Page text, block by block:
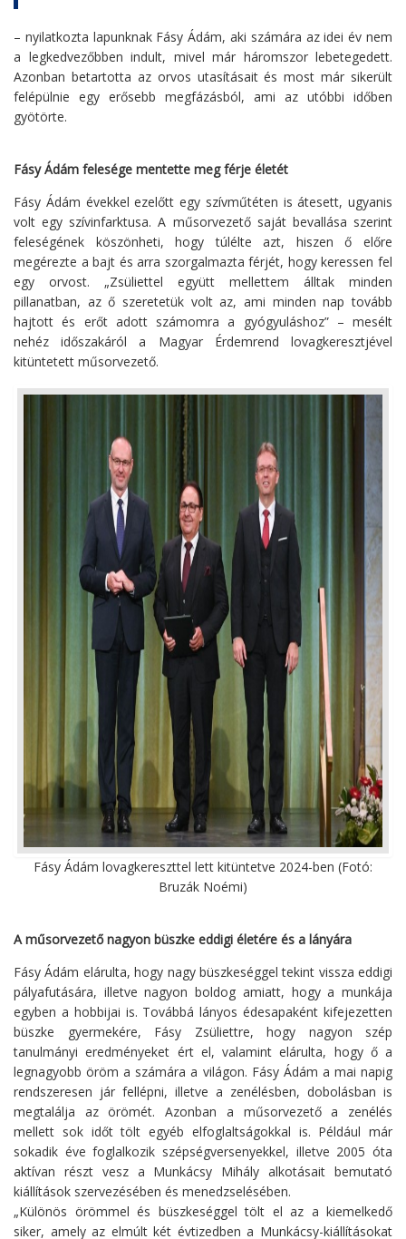
– nyilatkozta lapunknak Fásy Ádám, aki számára az idei év nem
a legkedvezőbben indult, mivel már háromszor lebetegedett.
Azonban betartotta az orvos utasításait és most már sikerült
felépülnie egy erősebb megfázásból, ami az utóbbi időben
gyötörte.
Fásy Ádám felesége mentette meg férje életét
Fásy Ádám évekkel ezelőtt egy szívműtéten is átesett, ugyanis
volt egy szívinfarktusa. A műsorvezető saját bevallása szerint
feleségének köszönheti, hogy túlélte azt, hiszen ő előre
megérezte a bajt és arra szorgalmazta férjét, hogy keressen fel
egy orvost. „Zsüliettel együtt mellettem álltak minden
pillanatban, az ő szeretetük volt az, ami minden nap tovább
hajtott és erőt adott számomra a gyógyuláshoz” – mesélt
nehéz időszakáról a Magyar Érdemrend lovagkeresztjével
kitüntetett műsorvezető.
Fásy Ádám lovagkereszttel lett kitüntetve 2024-ben (Fotó:
Bruzák Noémi)
A műsorvezető nagyon büszke eddigi életére és a lányára
Fásy Ádám elárulta, hogy nagy büszkeséggel tekint vissza eddigi
pályafutására, illetve nagyon boldog amiatt, hogy a munkája
egyben a hobbijai is. Továbbá lányos édesapaként kifejezetten
büszke gyermekére, Fásy Zsüliettre, hogy nagyon szép
tanulmányi eredményeket ért el, valamint elárulta, hogy ő a
legnagyobb öröm a számára a világon. Fásy Ádám a mai napig
rendszeresen jár fellépni, illetve a zenélésben, dobolásban is
megtalálja az örömét. Azonban a műsorvezető a zenélés
mellett sok időt tölt egyéb elfoglaltságokkal is. Például már
sokadik éve foglalkozik szépségversenyekkel, illetve 2005 óta
aktívan részt vesz a Munkácsy Mihály alkotásait bemutató
kiállítások szervezésében és menedzselésében.
„Különös örömmel és büszkeséggel tölt el az a kiemelkedő
siker, amely az elmúlt két évtizedben a Munkácsy-kiállításokat